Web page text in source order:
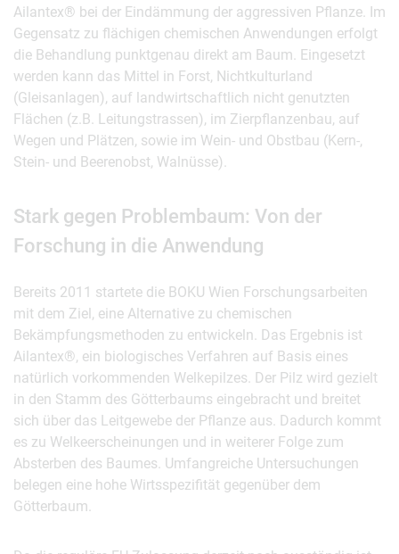
Ailantex® bei der Eindämmung der aggressiven Pflanze. Im
Gegensatz zu flächigen chemischen Anwendungen erfolgt
die Behandlung punktgenau direkt am Baum. Eingesetzt
werden kann das Mittel in Forst, Nichtkulturland
(Gleisanlagen), auf landwirtschaftlich nicht genutzten
Flächen (z.B. Leitungstrassen), im Zierpflanzenbau, auf
Wegen und Plätzen, sowie im Wein- und Obstbau (Kern-,
Stein- und Beerenobst, Walnüsse).
Stark gegen Problembaum: Von der
Forschung in die Anwendung
Bereits 2011 startete die BOKU Wien Forschungsarbeiten
mit dem Ziel, eine Alternative zu chemischen
Bekämpfungsmethoden zu entwickeln. Das Ergebnis ist
Ailantex®, ein biologisches Verfahren auf Basis eines
natürlich vorkommenden Welkepilzes. Der Pilz wird gezielt
in den Stamm des Götterbaums eingebracht und breitet
sich über das Leitgewebe der Pflanze aus. Dadurch kommt
es zu Welkeerscheinungen und in weiterer Folge zum
Absterben des Baumes. Umfangreiche Untersuchungen
belegen eine hohe Wirtsspezifität gegenüber dem
Götterbaum.